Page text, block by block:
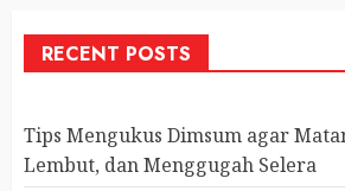
RECENT POSTS
Tips Mengukus Dimsum agar
Lembut, dan Menggugah Selera